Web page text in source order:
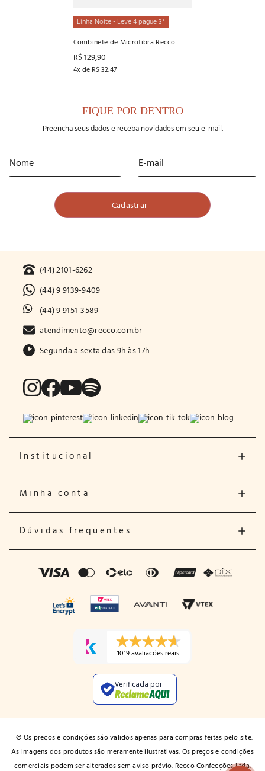
Linha Noite - Leve 4 pague 3*
Combinete de Microfibra Recco
R$129,90
4x de R$32,47
FIQUE POR DENTRO
Preencha seus dados e receba novidades em seu e-mail.
(44) 2101-6262
(44) 9 9139-9409
(44) 9 9151-3589
atendimento@recco.com.br
Segunda a sexta das 9h às 17h
Institucional
Minha conta
Dúvidas frequentes
1019 avaliações reais
Verificada por
© Os preços e condições são validos apenas para compras feitas pelo site.
As imagens dos produtos são meramente ilustrativas. Os preços e condições
comerciais podem ser alterados sem aviso prévio. Recco Confecções Ltda.